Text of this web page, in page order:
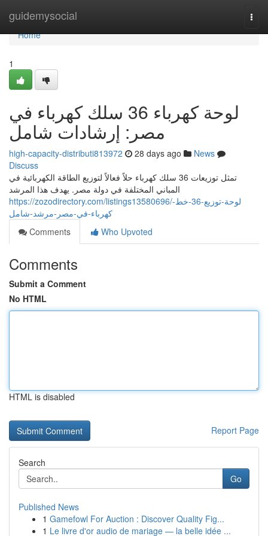
guidemysocial
Home
Home
1
لوحة كهرباء 36 سلك كهرباء في
مصر: إرشادات شامل
high-capacity-distributi813972 28 days ago
News
Discuss
تمثل توزيعات 36 سلك كهرباء حلاً فعالاً لتوزيع الطاقة الكهربائية في
المباني المختلفة في دولة مصر. يهدف هذا المرشد
https://zozodirectory.com/listings13580696/لوحة-توزيع-36-خط-
كهرباء-في-مصر-مرشد-شامل
Comments
Who Upvoted
Comments
Submit a Comment
No HTML
HTML is disabled
Report Page
Search
Go
Published News
1 Gamefowl For Auction : Discover Quality Fig...
1 Le livre d'or audio de mariage — la belle idée ...